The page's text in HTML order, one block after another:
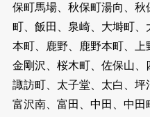
保町馬場、秋保町湯向、
町、飯田、泉崎、大塒町
本町、鹿野、鹿野本町、上
金剛沢、桜木町、佐保山、
諏訪町、太子堂、太白、坪
富沢南、富田、中田、中